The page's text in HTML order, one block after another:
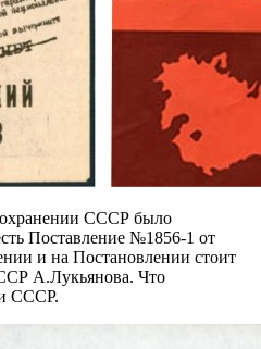
СССР было
Поставление №1856-1 от
и на Постановлении стоит
А.Лукьянова. Что
СССР.